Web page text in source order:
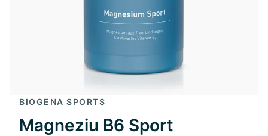
BIOGENA SPORTS
Magneziu B6 Sport